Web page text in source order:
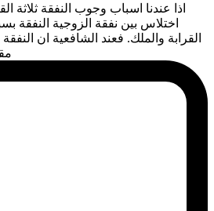
اذا عندنا اسباب وجوب النفقة ثلاثة
اختلاس بين نفقة الزوجية النفقة
القرابة والملك. فعند الشافعية ان